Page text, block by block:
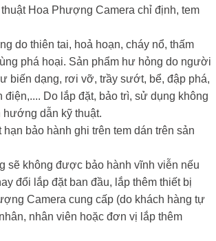
Hoa Phượng Camera chỉ định, tem
do thiên tai, hoả hoạn, cháy nổ, thấm
phá hoại. Sản phẩm hư hỏng do người
biến dạng, rơi vỡ, trầy sướt, bể, đập phá,
điện,.... Do lắp đặt, bảo trì, sử dụng không
hướng dẫn kỹ thuật.
hạn bảo hành ghi trên tem dán trên sản
sẽ không được bảo hành vĩnh viễn nếu
đổi lắp đặt ban đầu, lắp thêm thiết bị
Camera cung cấp (do khách hàng tự
nhân viên hoặc đơn vị lắp thêm